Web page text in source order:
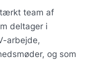
team af
deltager i
arbejde,
og som